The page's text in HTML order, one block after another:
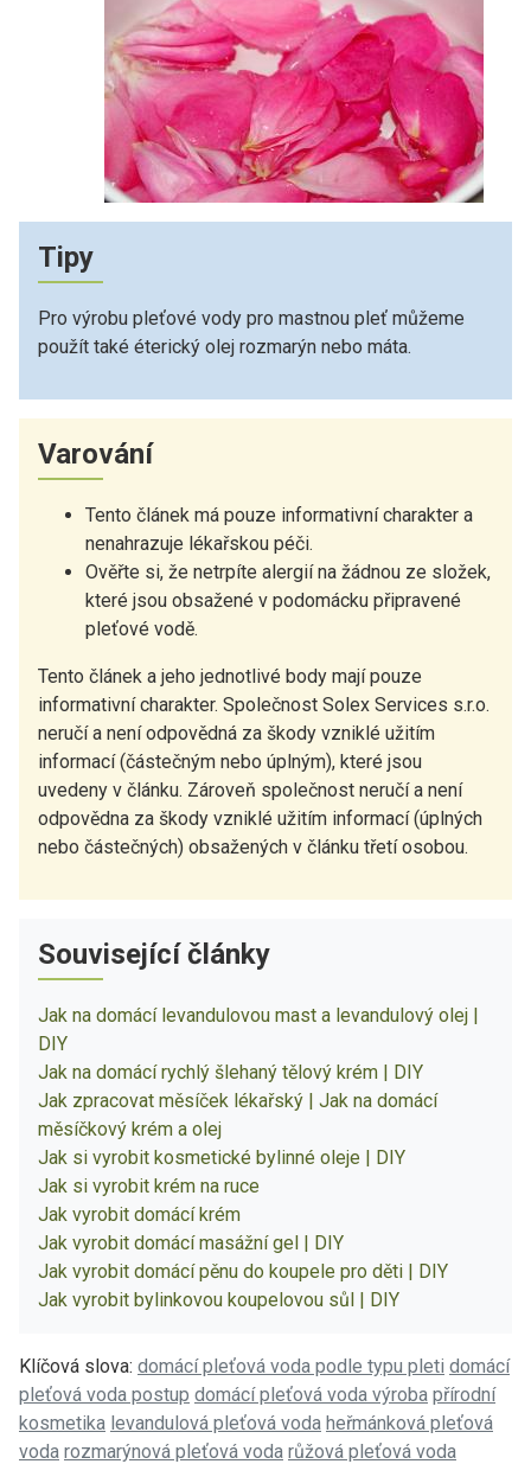
Tipy
Pro výrobu pleťové vody pro mastnou pleť můžeme
použít také éterický olej rozmarýn nebo máta.
Varování
Tento článek má pouze informativní charakter a
nenahrazuje lékařskou péči.
Ověřte si, že netrpíte alergií na žádnou ze složek,
které jsou obsažené v podomácku připravené
pleťové vodě.
Tento článek a jeho jednotlivé body mají pouze
informativní charakter. Společnost Solex Services s.r.o.
neručí a není odpovědná za škody vzniklé užitím
informací (částečným nebo úplným), které jsou
uvedeny v článku. Zároveň společnost neručí a není
odpovědna za škody vzniklé užitím informací (úplných
nebo částečných) obsažených v článku třetí osobou.
Související články
Jak na domácí levandulovou mast a levandulový olej |
DIY
Jak na domácí rychlý šlehaný tělový krém | DIY
Jak zpracovat měsíček lékařský | Jak na domácí
měsíčkový krém a olej
Jak si vyrobit kosmetické bylinné oleje | DIY
Jak si vyrobit krém na ruce
Jak vyrobit domácí krém
Jak vyrobit domácí masážní gel | DIY
Jak vyrobit domácí pěnu do koupele pro děti | DIY
Jak vyrobit bylinkovou koupelovou sůl | DIY
Klíčová slova: domácí pleťová voda podle typu pleti domácí
pleťová voda postup domácí pleťová voda výroba přírodní
kosmetika levandulová pleťová voda heřmánková pleťová
voda rozmarýnová pleťová voda růžová pleťová voda